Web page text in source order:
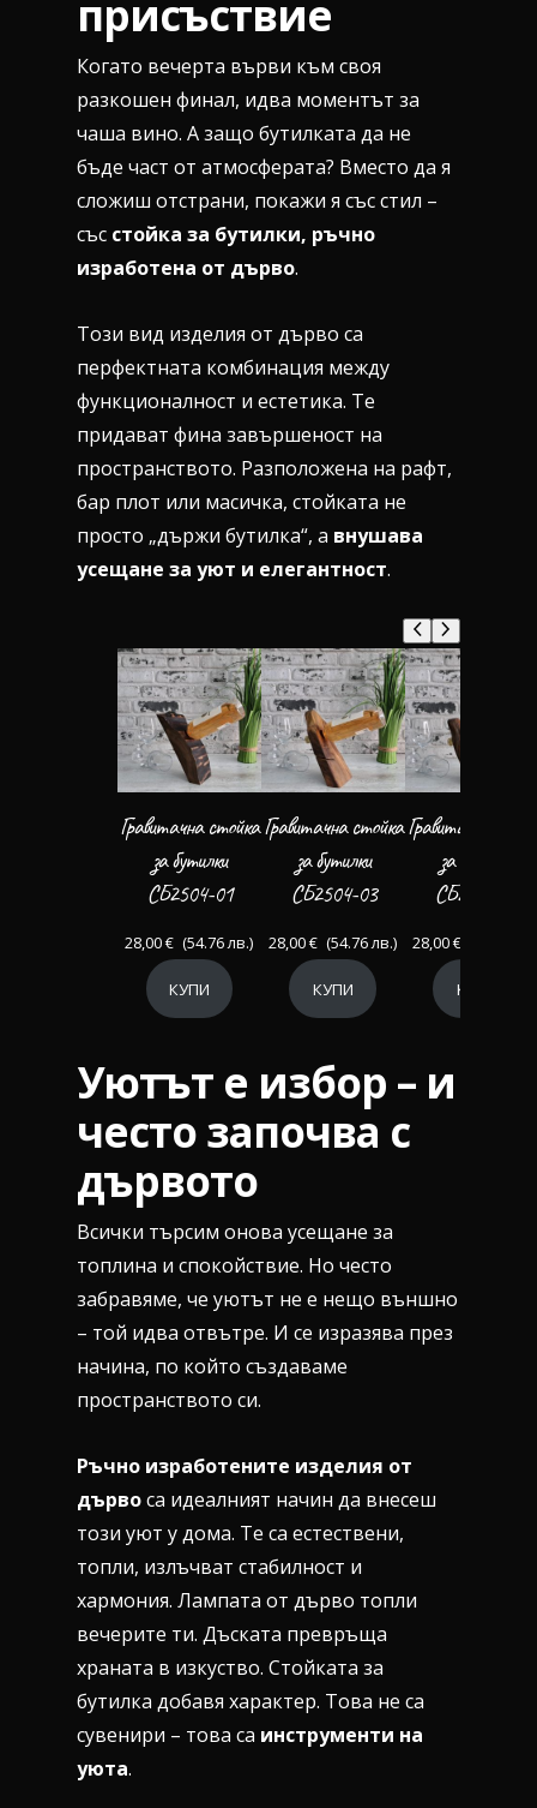
присъствие
Когато вечерта върви към своя
разкошен финал, идва моментът за
чаша вино. А защо бутилката да не
бъде част от атмосферата? Вместо да я
сложиш отстрани, покажи я със стил –
със стойка за бутилки, ръчно
изработена от дърво.
Този вид изделия от дърво са
перфектната комбинация между
функционалност и естетика. Те
придават фина завършеност на
пространството. Разположена на рафт,
бар плот или масичка, стойката не
просто „държи бутилка“, а внушава
усещане за уют и елегантност.
Гравитачна стойка
за бутилки
СБ2504-01
28,00€ (54.76 лв.)
КУПИ
Гравитачна стойка
за бутилки
СБ2504-03
28,00€ (54.76 лв.)
КУПИ
Гравитачна
за бутилки
СБ2504-04
28,00€
КУПИ
Уютът е избор – и
често започва с
дървото
Всички търсим онова усещане за
топлина и спокойствие. Но често
забравяме, че уютът не е нещо външно
– той идва отвътре. И се изразява през
начина, по който създаваме
пространството си.
Ръчно изработените изделия от
дървоса идеалният начин да внесеш
този уют у дома. Те са естествени,
топли, излъчват стабилност и
хармония. Лампата от дърво топли
вечерите ти. Дъската превръща
храната в изкуство. Стойката за
бутилка добавя характер. Това не са
сувенири – това са инструменти на
уюта.